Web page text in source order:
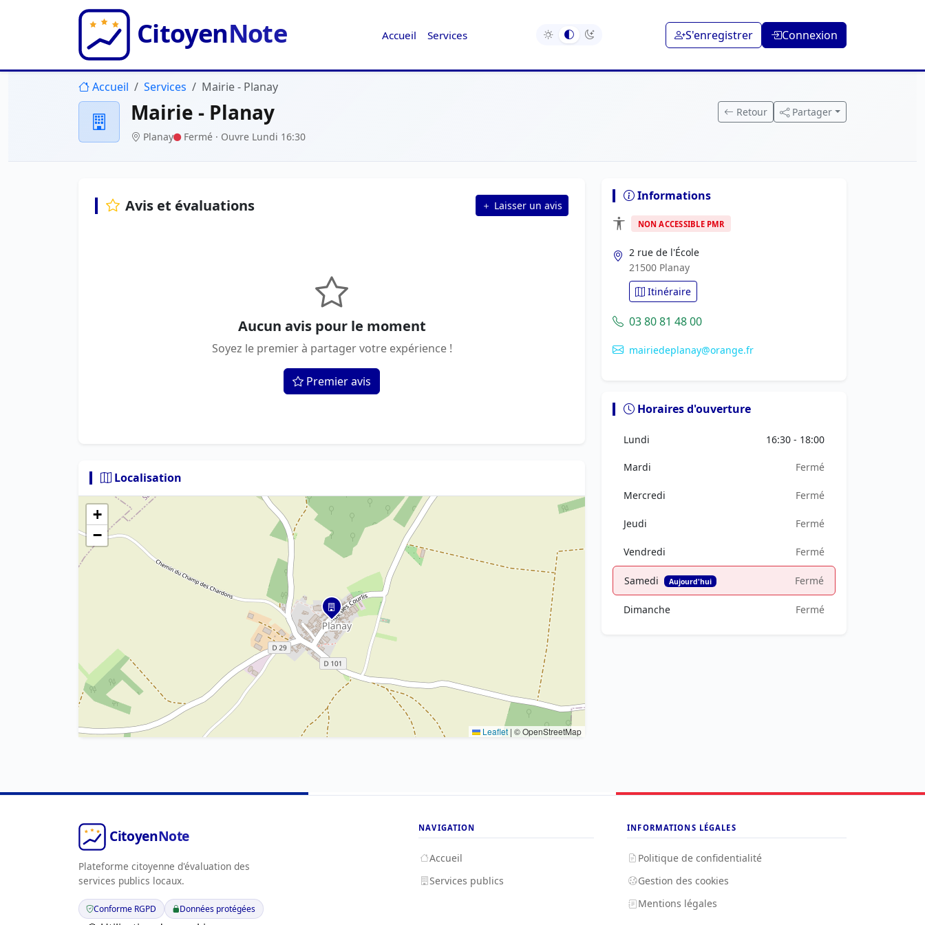
Accueil Services S'enregistrer Connexion
Accueil Services Mairie - Planay
Mairie - Planay
Planay Fermé · Ouvre Lundi 16:30
Retour Partager
Avis et évaluations Laisser un avis
Aucun avis pour le moment
Soyez le premier à partager votre expérience !
Premier avis
Localisation
+
−
Leaflet | © OpenStreetMap
Informations
NON ACCESSIBLE PMR
2 rue de l'École
21500 Planay
Itinéraire
03 80 81 48 00
mairiedeplanay@orange.fr
Horaires d'ouverture
Lundi 16:30 - 18:00
Mardi Fermé
Mercredi Fermé
Jeudi Fermé
Vendredi Fermé
Samedi Aujourd'hui Fermé
Dimanche Fermé
Plateforme citoyenne d'évaluation des
services publics locaux.
Conforme RGPD Données protégées
NAVIGATION
Accueil
Services publics
INFORMATIONS LÉGALES
Politique de confidentialité
Gestion des cookies
Mentions légales